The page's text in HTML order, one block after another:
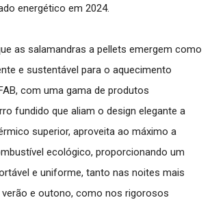
energético em 2024.
as salamandras a pellets emergem como
e sustentável para o aquecimento
com uma gama de produtos
fundido que aliam o design elegante a
superior, aproveita ao máximo a
ecológico, proporcionando um
e uniforme, tanto nas noites mais
e outono, como nos rigorosos